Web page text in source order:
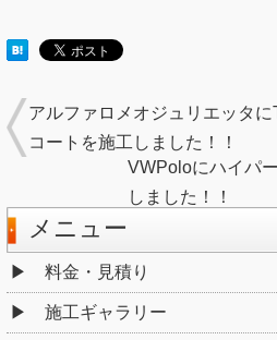
アルファロメオジュリエッタに
コートを施工しました！！
VWPoloにハイパ
しました！！
メニュー
料金・見積り
施工ギャラリー